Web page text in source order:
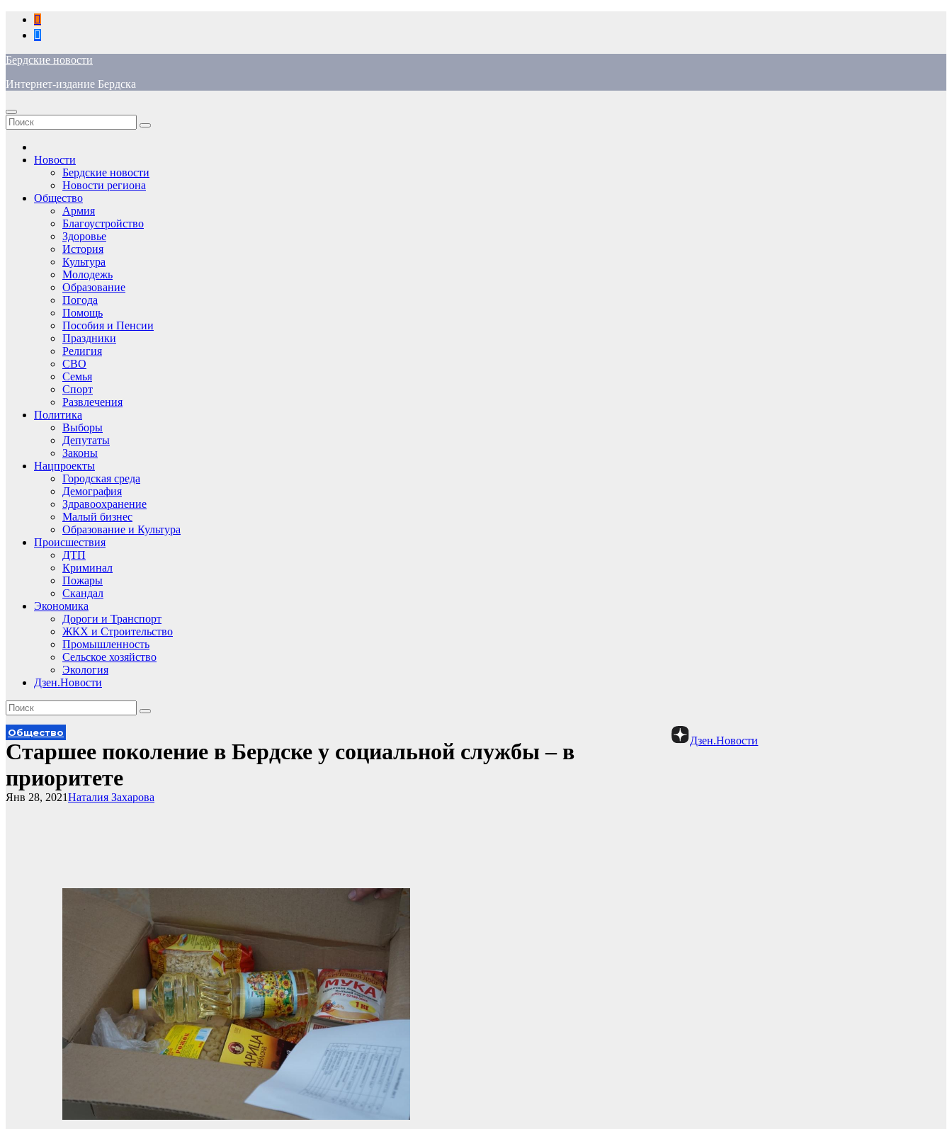
Перейти
содержимому
Бердские новости
Интернет-издание Бердска
Новости
Бердские новости
Новости региона
Общество
Армия
Благоустройство
Здоровье
История
Культура
Молодежь
Образование
Погода
Помощь
Пособия и Пенсии
Праздники
Религия
СВО
Семья
Спорт
Развлечения
Политика
Выборы
Депутаты
Законы
Нацпроекты
Городская среда
Демография
Здравоохранение
Малый бизнес
Образование и Культура
Происшествия
ДТП
Криминал
Пожары
Скандал
Экономика
Дороги и Транспорт
ЖКХ и Строительство
Промышленность
Сельское хозяйство
Экология
Дзен.Новости
Дзен.Новости
Общество
Старшее поколение в Бердске у социальной службы – в
приоритете
Наталия Захарова
Янв 28, 2021